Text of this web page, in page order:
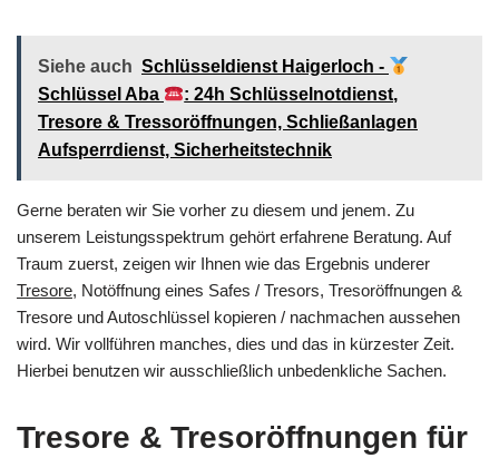
Siehe auch Schlüsseldienst Haigerloch -
Schlüssel Aba
: 24h Schlüsselnotdienst,
Tresore & Tressoröffnungen, Schließanlagen
Aufsperrdienst, Sicherheitstechnik
Gerne beraten wir Sie vorher zu diesem und jenem. Zu
unserem Leistungsspektrum gehört erfahrene Beratung. Auf
Traum zuerst, zeigen wir Ihnen wie das Ergebnis underer
Tresore, Notöffnung eines Safes / Tresors, Tresoröffnungen &
Tresore und Autoschlüssel kopieren / nachmachen aussehen
wird. Wir vollführen manches, dies und das in kürzester Zeit.
Hierbei benutzen wir ausschließlich unbedenkliche Sachen.
Tresore & Tresoröffnungen für